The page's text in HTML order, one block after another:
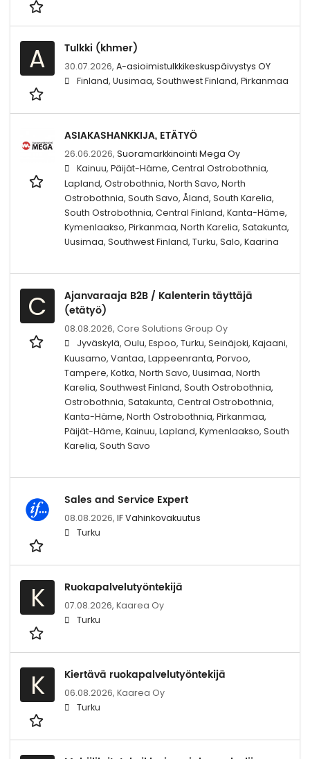
A Tulkki (khmer)
30.07.2026, A-asioimistulkkikeskuspäivystys OY
Finland, Uusimaa, Southwest Finland, Pirkanmaa
ASIAKASHANKKIJA, ETÄTYÖ
26.06.2026, Suoramarkkinointi Mega Oy
Kainuu, Päijät-Häme, Central Ostrobothnia,
Lapland, Ostrobothnia, North Savo, North
Ostrobothnia, South Savo, Åland, South Karelia,
South Ostrobothnia, Central Finland, Kanta-Häme,
Kymenlaakso, Pirkanmaa, North Karelia, Satakunta,
Uusimaa, Southwest Finland, Turku, Salo, Kaarina
C
Ajanvaraaja B2B / Kalenterin täyttäjä
(etätyö)
08.08.2026, Core Solutions Group Oy
Jyväskylä, Oulu, Espoo, Turku, Seinäjoki, Kajaani,
Kuusamo, Vantaa, Lappeenranta, Porvoo,
Tampere, Kotka, North Savo, Uusimaa, North
Karelia, Southwest Finland, South Ostrobothnia,
Ostrobothnia, Satakunta, Central Ostrobothnia,
Kanta-Häme, North Ostrobothnia, Pirkanmaa,
Päijät-Häme, Kainuu, Lapland, Kymenlaakso, South
Karelia, South Savo
Sales and Service Expert
08.08.2026, IF Vahinkovakuutus
Turku
K Ruokapalvelutyöntekijä
07.08.2026, Kaarea Oy
Turku
K Kiertävä ruokapalvelutyöntekijä
06.08.2026, Kaarea Oy
Turku